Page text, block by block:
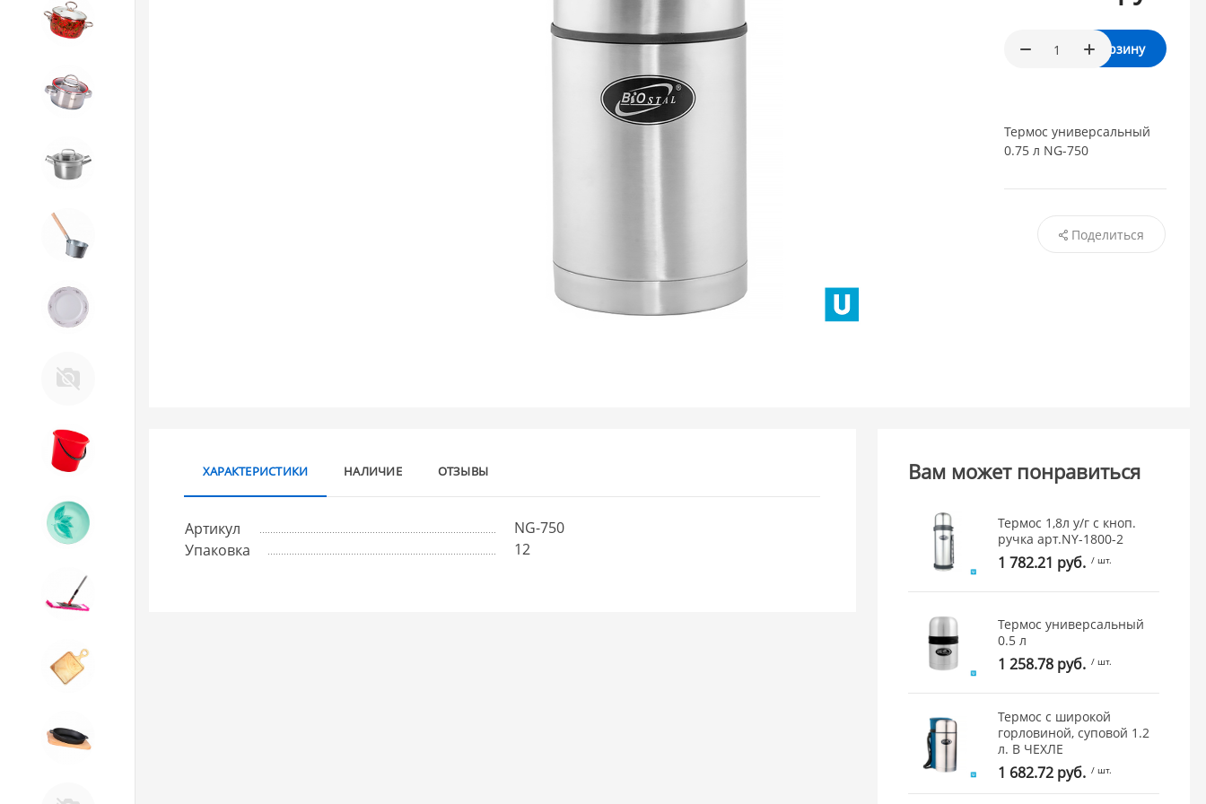
9. Посуда из СТЕКЛА
В корзину
Термос универсальный
0.75 л NG-750
Поделиться
ХАРАКТЕРИСТИКИ НАЛИЧИЕ ОТЗЫВЫ
Артикул
NG-750
Упаковка
12
Вам может понравиться
Термос 1,8л у/г с кноп.
ручка арт.NY-1800-2
1 782.21 руб. / шт.
Термос универсальный
0.5 л
1 258.78 руб. / шт.
Термос с широкой
горловиной, суповой 1.2
л. В ЧЕХЛЕ
1 682.72 руб. / шт.